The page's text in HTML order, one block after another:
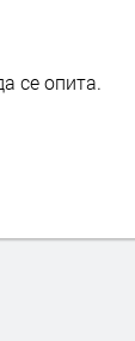
се опита.